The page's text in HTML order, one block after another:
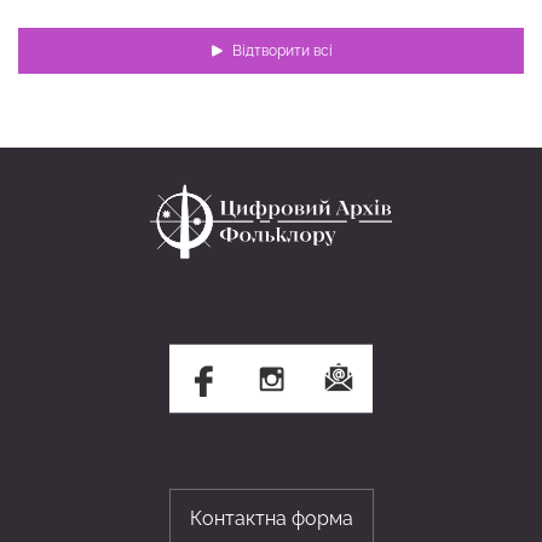
Відтворити всі
Контактна форма